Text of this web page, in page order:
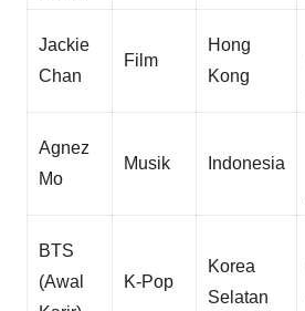
Jackie
Chan
Film
Hong
Kong
Agnez
Mo
Musik Indonesia
BTS
(Awal
K-Pop
Korea
Selatan